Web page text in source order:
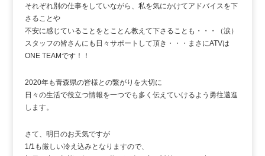
それぞれ別の仕事をしていながら、私を気にかけてアドバイスを下
さることや
不安に感じていることをとことん教えて下さることも・・・（涙）
スタッフの皆さんにも日々サポートして頂き・・・まさにATVは
ONE TEAMです！！
2020年も青森県の皆様との繋がりを大切に
日々の生活で役立つ情報を一つでも多く伝えていけるよう勇往邁進
します。
さて、明日のお天気ですが
1/1も厳しい冷え込みとなりますので、